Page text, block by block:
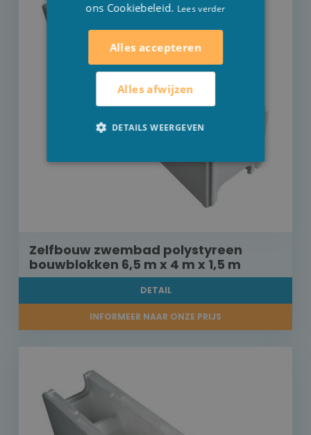
Zelfbouw zwembad polystyreen
bouwblokken 6,5 m x 4 m x 1,5 m
DETAIL
INFORMEER NAAR ONZE PRIJS
ons Cookiebeleid. Lees verder
Alles accepteren
Alles afwijzen
DETAILS WEERGEVEN